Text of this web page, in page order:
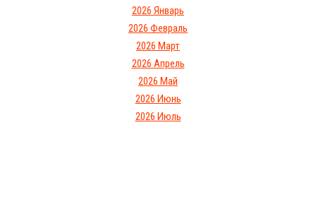
2026 Январь
2026 Февраль
2026 Март
2026 Апрель
2026 Май
2026 Июнь
2026 Июль